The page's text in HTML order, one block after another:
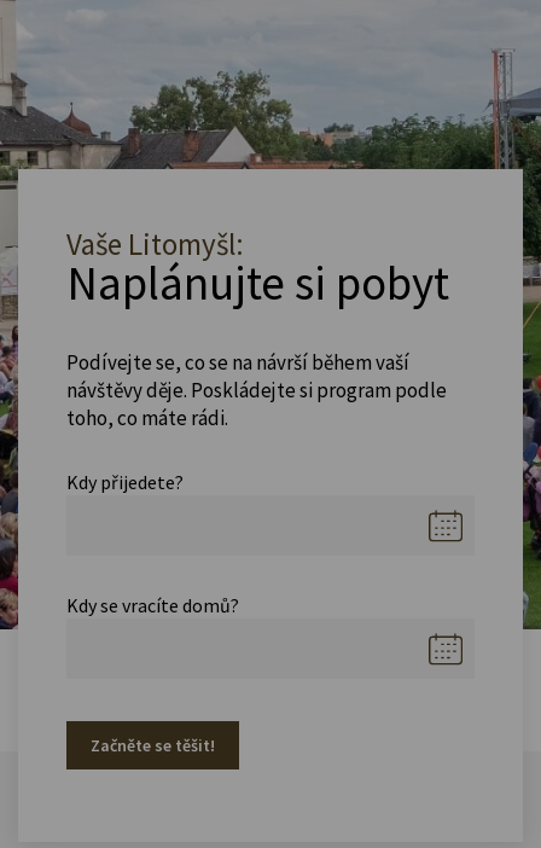
Vaše Litomyšl:
Naplánujte si pobyt
Podívejte se, co se na návrší během vaší
návštěvy děje. Poskládejte si program podle
toho, co máte rádi.
Kdy přijedete?
Kdy se vracíte domů?
Začněte se těšit!